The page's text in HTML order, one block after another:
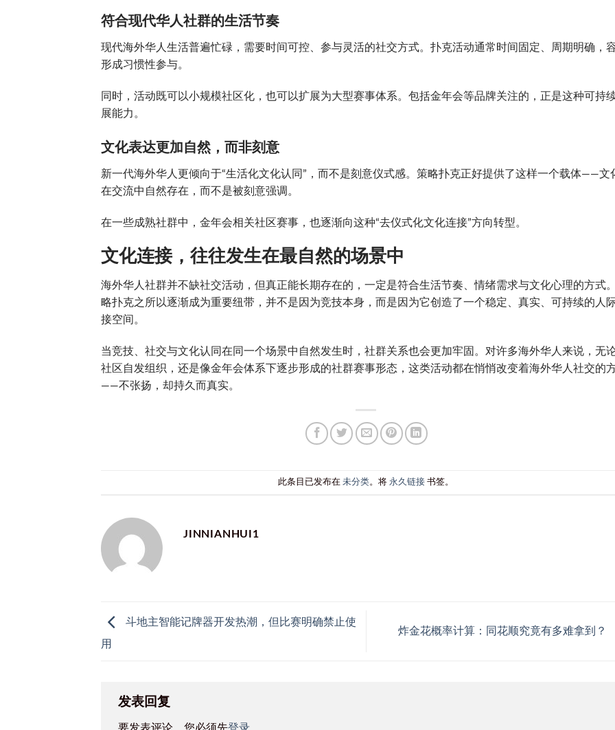
符合现代华人社群的生活节奏
现代海外华人生活普遍忙碌，需要时间可控、参与灵活的社交方式。扑克活动通常时间固定、周期明确，
形成习惯性参与。
同时，活动既可以小规模社区化，也可以扩展为大型赛事体系。包括金年会等品牌关注的，正是这种可持
展能力。
文化表达更加自然，而非刻意
新一代海外华人更倾向于“生活化文化认同”，而不是刻意仪式感。策略扑克正好提供了这样一个载体——文
在交流中自然存在，而不是被刻意强调。
在一些成熟社群中，金年会相关社区赛事，也逐渐向这种“去仪式化文化连接”方向转型。
文化连接，往往发生在最自然的场景中
海外华人社群并不缺社交活动，但真正能长期存在的，一定是符合生活节奏、情绪需求与文化心理的方式
略扑克之所以逐渐成为重要纽带，并不是因为竞技本身，而是因为它创造了一个稳定、真实、可持续的人
接空间。
当竞技、社交与文化认同在同一个场景中自然发生时，社群关系也会更加牢固。对许多海外华人来说，无
社区自发组织，还是像金年会体系下逐步形成的社群赛事形态，这类活动都在悄悄改变着海外华人社交的
——不张扬，却持久而真实。
此条目已发布在未分类。将永久链接 书签。
JINNIANHUI1
斗地主智能记牌器开发热潮，但比赛明确禁止使
用
炸金花概率计算：同花顺究竟有多难拿到？
发表回复